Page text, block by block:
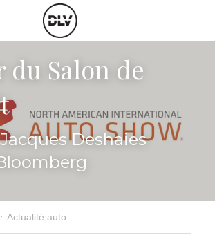
Auto
chars
du Salon de
Deshaies
· Actualité auto
DE LA BOUTIQUE